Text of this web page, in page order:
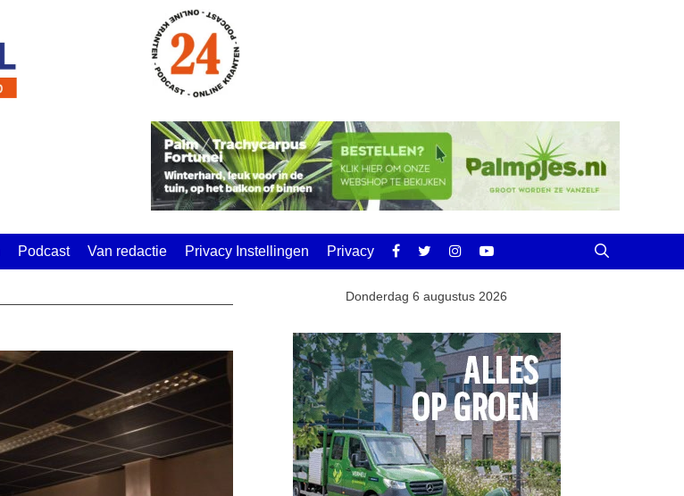
Podcast Van redactie Privacy Instellingen Privacy
Donderdag 6 augustus 2026